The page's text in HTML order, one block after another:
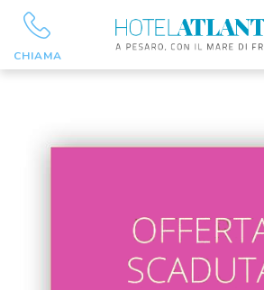
CHIAMA